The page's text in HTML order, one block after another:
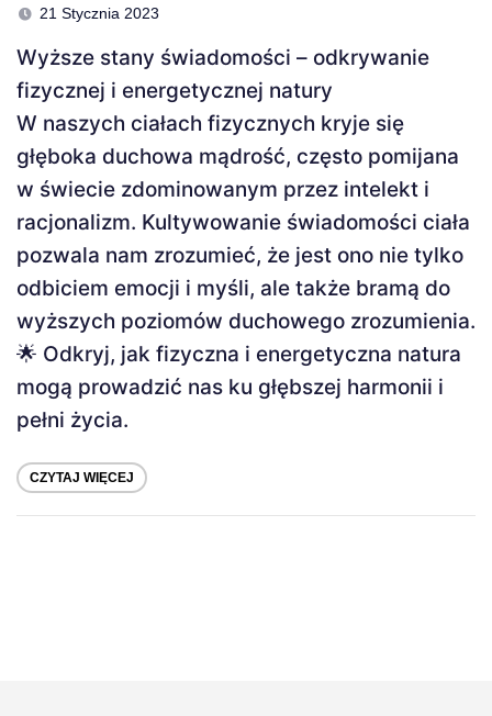
21 Stycznia 2023
Wyższe stany świadomości – odkrywanie
fizycznej i energetycznej natury
W naszych ciałach fizycznych kryje się
głęboka duchowa mądrość, często pomijana
w świecie zdominowanym przez intelekt i
racjonalizm. Kultywowanie świadomości ciała
pozwala nam zrozumieć, że jest ono nie tylko
odbiciem emocji i myśli, ale także bramą do
wyższych poziomów duchowego zrozumienia.
🌟 Odkryj, jak fizyczna i energetyczna natura
mogą prowadzić nas ku głębszej harmonii i
pełni życia.
CZYTAJ WIĘCEJ